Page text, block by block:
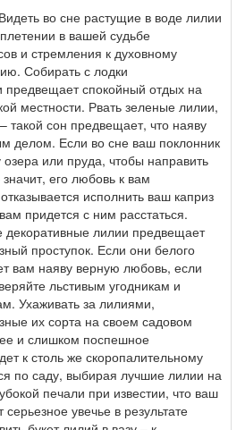
во сне растущие в воде лилии
в вашей судьбе
и стремления к духовному
Собирать с лодки
предвещает спокойный отдых на
местности. Рвать зеленые лилии,
такой сон предвещает, что наяву
делом. Если во сне ваш поклонник
или пруда, чтобы направить
его любовь к вам
исполнить ваш каприз
придется с ним расстаться.
декоративные лилии предвещает
проступок. Если они белого
вам наяву верную любовь, если
льстивым угодникам и
Ухаживать за лилиями,
их сорта на своем садовом
и слишком поспешное
к столь же скоропалительному
по саду, выбирая лучшие лилии на
печали при известии, что ваш
увечье в результате